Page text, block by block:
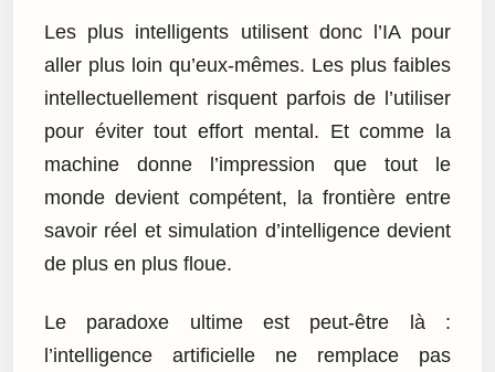
Les plus intelligents utilisent donc l’IA pour
aller plus loin qu’eux-mêmes. Les plus faibles
intellectuellement risquent parfois de l’utiliser
pour éviter tout effort mental. Et comme la
machine donne l’impression que tout le
monde devient compétent, la frontière entre
savoir réel et simulation d’intelligence devient
de plus en plus floue.
Le paradoxe ultime est peut-être là :
l’intelligence artificielle ne remplace pas